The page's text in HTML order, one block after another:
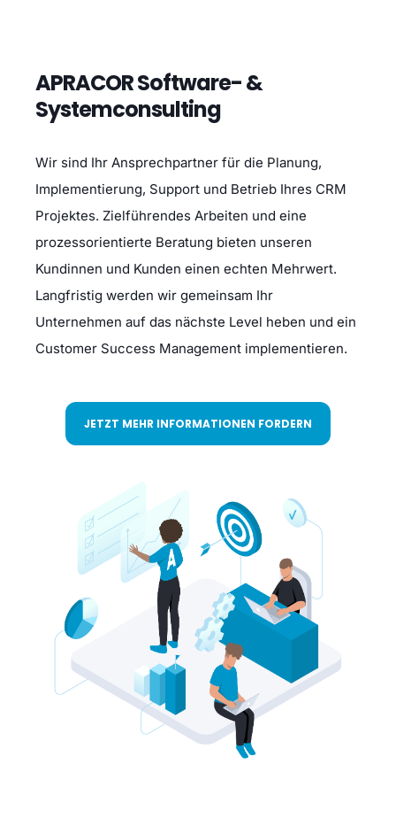
APRACOR Software- &
Systemconsulting
Wir sind Ihr Ansprechpartner für die Planung,
Implementierung, Support und Betrieb Ihres CRM
Projektes. Zielführendes Arbeiten und eine
prozessorientierte Beratung bieten unseren
Kundinnen und Kunden einen echten Mehrwert.
Langfristig werden wir gemeinsam Ihr
Unternehmen auf das nächste Level heben und ein
Customer Success Management implementieren.
JETZT MEHR INFORMATIONEN FORDERN